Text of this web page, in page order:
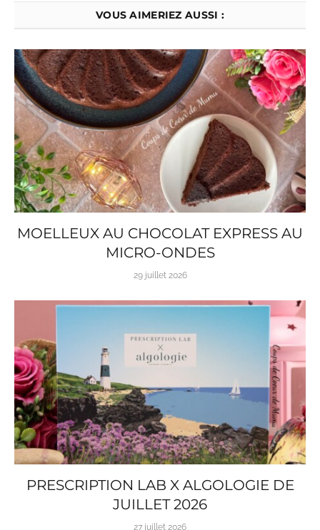
VOUS AIMERIEZ AUSSI :
MOELLEUX AU CHOCOLAT EXPRESS AU
MICRO-ONDES
29 juillet 2026
PRESCRIPTION LAB X ALGOLOGIE DE
JUILLET 2026
27 juillet 2026